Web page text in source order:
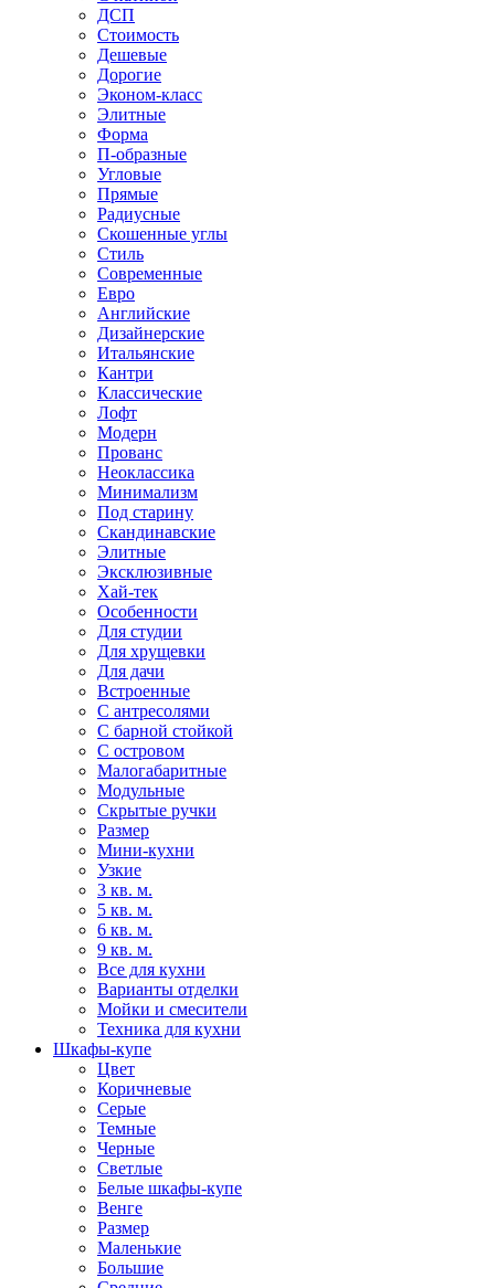
ДСП
Стоимость
Дешевые
Дорогие
Эконом-класс
Элитные
Форма
П-образные
Угловые
Прямые
Радиусные
Скошенные углы
Стиль
Современные
Евро
Английские
Дизайнерские
Итальянские
Кантри
Классические
Лофт
Модерн
Прованс
Неоклассика
Минимализм
Под старину
Скандинавские
Элитные
Эксклюзивные
Хай-тек
Особенности
Для студии
Для хрущевки
Для дачи
Встроенные
С антресолями
С барной стойкой
С островом
Малогабаритные
Модульные
Скрытые ручки
Размер
Мини-кухни
Узкие
3 кв. м.
5 кв. м.
6 кв. м.
9 кв. м.
Все для кухни
Варианты отделки
Мойки и смесители
Техника для кухни
Шкафы-купе
Цвет
Коричневые
Серые
Темные
Черные
Светлые
Белые шкафы-купе
Венге
Размер
Маленькие
Большие